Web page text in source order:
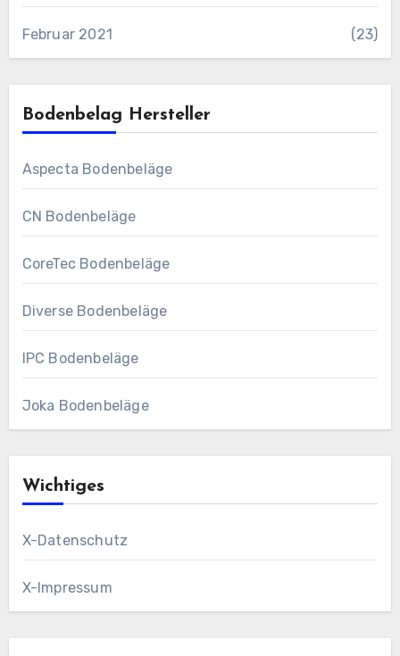
Februar 2021 (23)
Bodenbelag Hersteller
Aspecta Bodenbeläge
CN Bodenbeläge
CoreTec Bodenbeläge
Diverse Bodenbeläge
IPC Bodenbeläge
Joka Bodenbeläge
Wichtiges
X-Datenschutz
X-Impressum